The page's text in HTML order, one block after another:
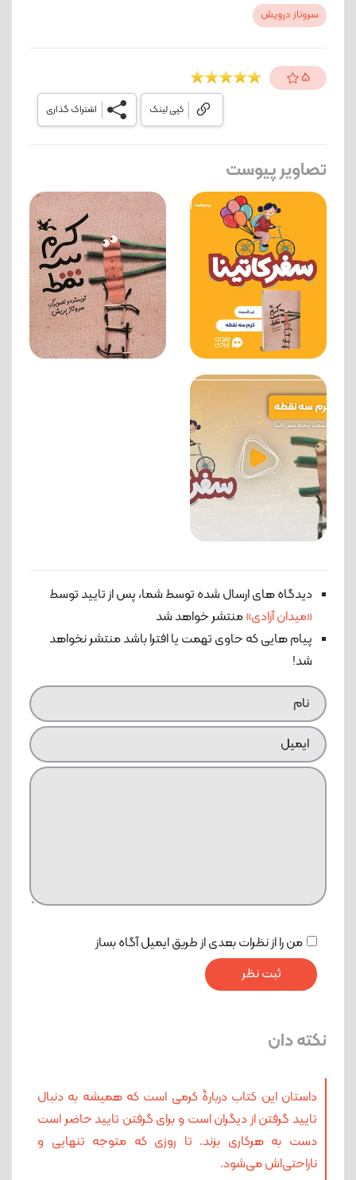
سروناز درویش
5
اشتراک گذاری کپی لینک
تصاویر پیوست
دیدگاه های ارسال شده توسط شما، پس از تایید توسط
«میدان آزادی»منتشر خواهد شد
پیام هایی که حاوی تهمت یا افترا باشد منتشر نخواهد
شد!
من را از نظرات بعدی از طریق ایمیل آگاه بساز
نکته دان
داستان این کتاب دربارۀ کرمی است که همیشه به دنبال
تایید گرفتن از دیگران است و برای گرفتن تایید حاضر است
دست به هرکاری بزند. تا روزی که متوجه تنهایی و
ناراحتی‌اش می‌شود.